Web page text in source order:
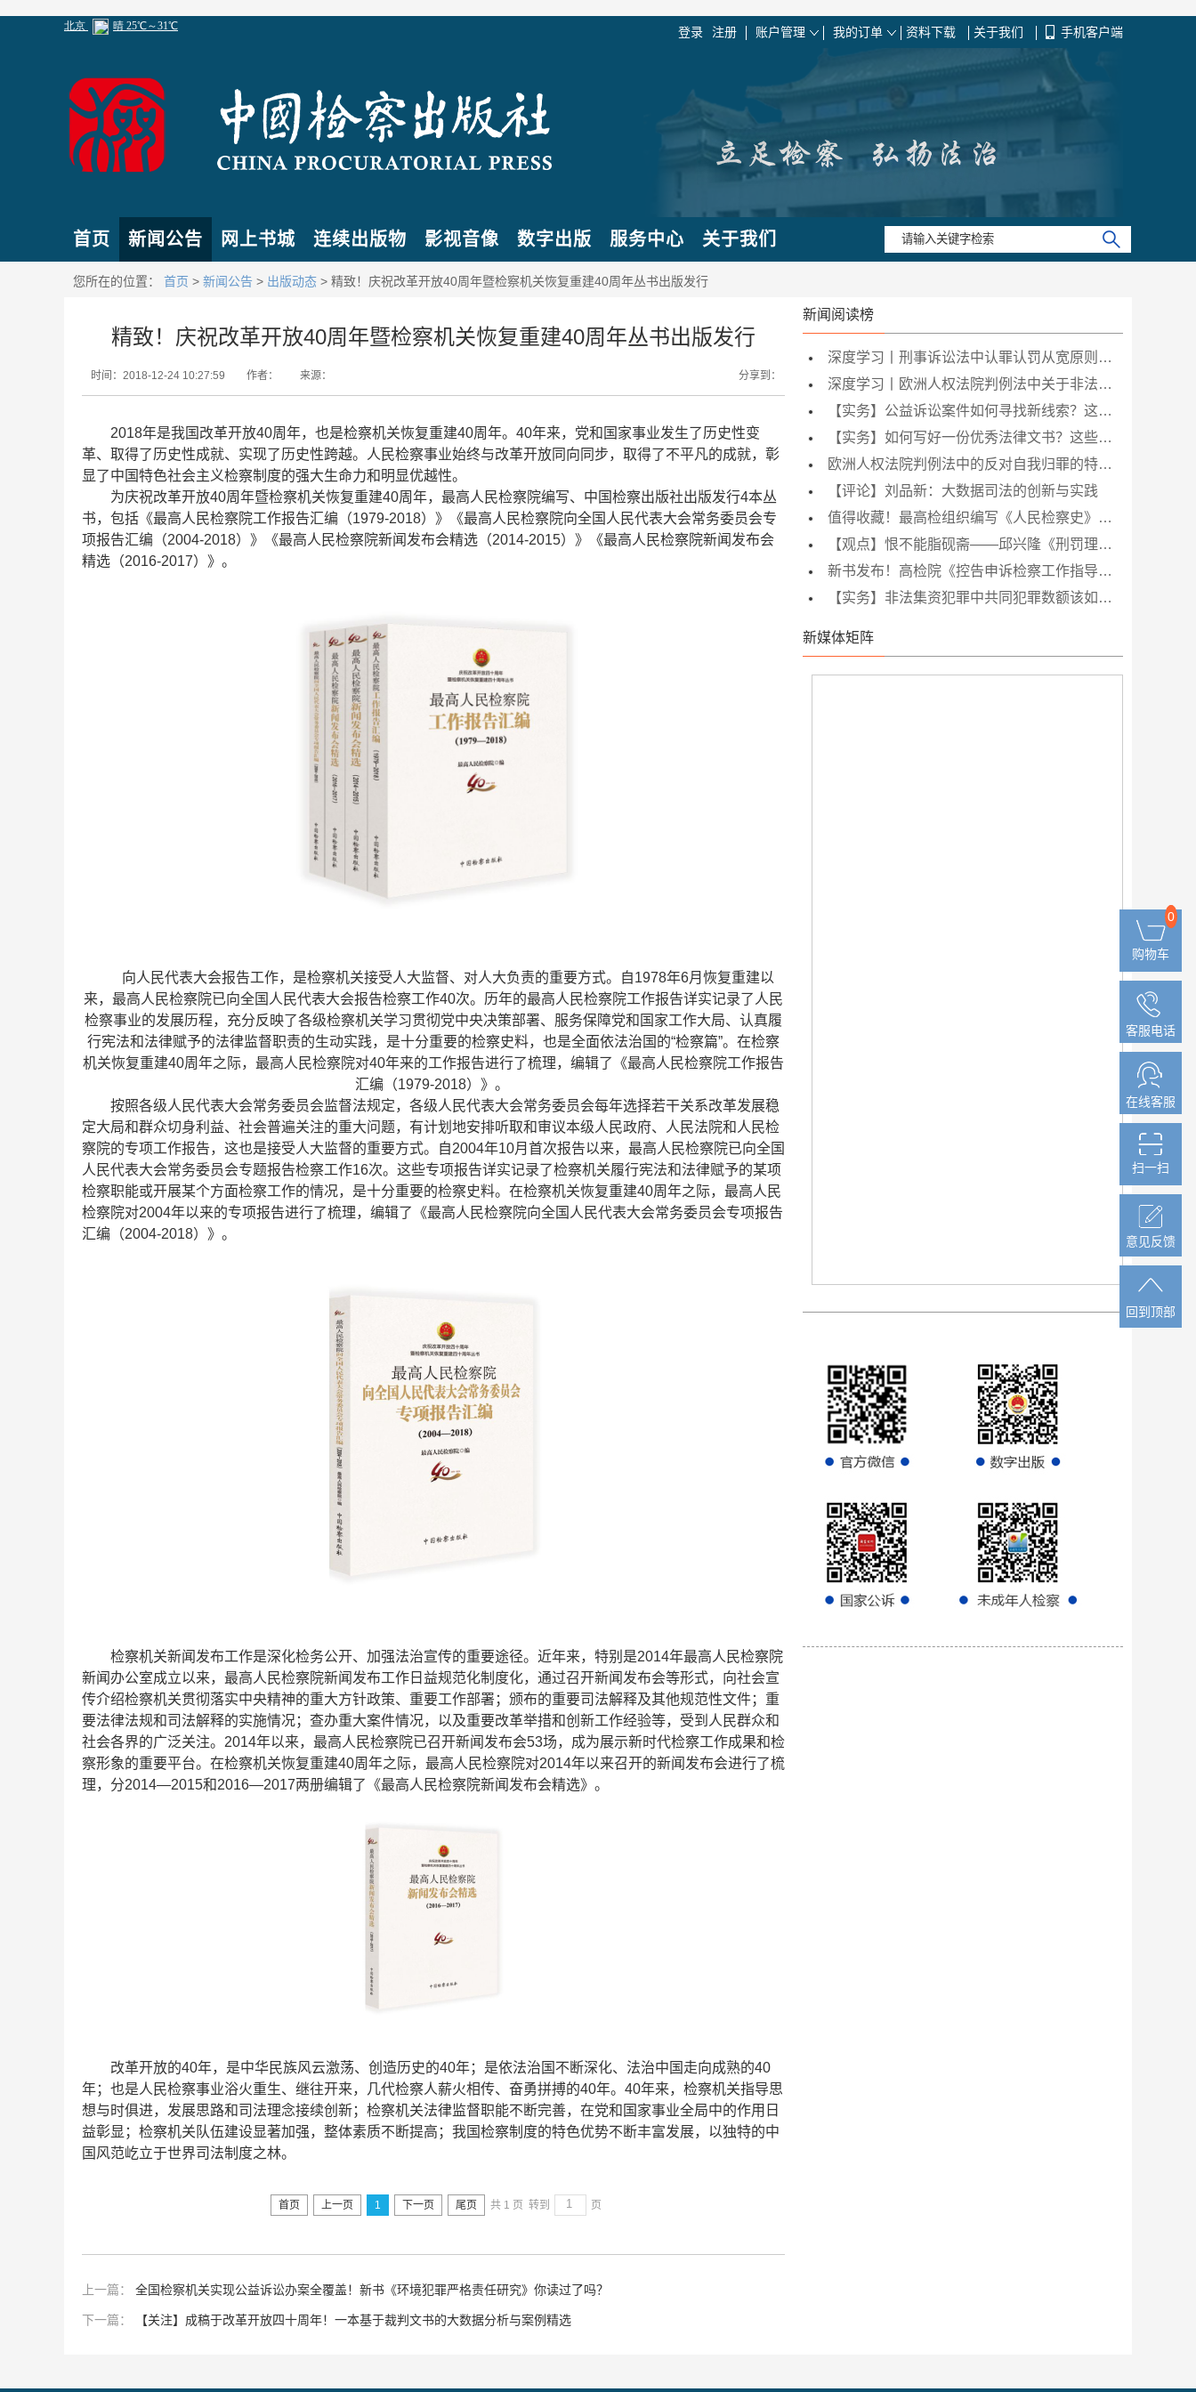
登录 注册 账户管理 我的订单 资料下载 关于我们 手机客户端
首页 新闻公告 网上书城 连续出版物 影视音像 数字出版 服务中心 关于我们
您所在的位置： 首页 > 新闻公告 > 出版动态 > 精致！庆祝改革开放40周年暨检察机关恢复重建40周年丛书出版发行
精致！庆祝改革开放40周年暨检察机关恢复重建40周年丛书出版发行
时间：2018-12-24 10:27:59 作者： 来源： 分享到：
2018年是我国改革开放40周年，也是检察机关恢复重建40周年。40年来，党和国家事业发生了历史性变
革、取得了历史性成就、实现了历史性跨越。人民检察事业始终与改革开放同向同步，取得了不平凡的成就，彰
显了中国特色社会主义检察制度的强大生命力和明显优越性。
为庆祝改革开放40周年暨检察机关恢复重建40周年，最高人民检察院编写、中国检察出版社出版发行4本丛
书，包括《最高人民检察院工作报告汇编（1979-2018）》《最高人民检察院向全国人民代表大会常务委员会专
项报告汇编（2004-2018）》《最高人民检察院新闻发布会精选（2014-2015）》《最高人民检察院新闻发布会
精选（2016-2017）》。
向人民代表大会报告工作，是检察机关接受人大监督、对人大负责的重要方式。自1978年6月恢复重建以
来，最高人民检察院已向全国人民代表大会报告检察工作40次。历年的最高人民检察院工作报告详实记录了人民
检察事业的发展历程，充分反映了各级检察机关学习贯彻党中央决策部署、服务保障党和国家工作大局、认真履
行宪法和法律赋予的法律监督职责的生动实践，是十分重要的检察史料，也是全面依法治国的“检察篇”。在检察
机关恢复重建40周年之际，最高人民检察院对40年来的工作报告进行了梳理，编辑了《最高人民检察院工作报告
汇编（1979-2018）》。
按照各级人民代表大会常务委员会监督法规定，各级人民代表大会常务委员会每年选择若干关系改革发展稳
定大局和群众切身利益、社会普遍关注的重大问题，有计划地安排听取和审议本级人民政府、人民法院和人民检
察院的专项工作报告，这也是接受人大监督的重要方式。自2004年10月首次报告以来，最高人民检察院已向全国
人民代表大会常务委员会专题报告检察工作16次。这些专项报告详实记录了检察机关履行宪法和法律赋予的某项
检察职能或开展某个方面检察工作的情况，是十分重要的检察史料。在检察机关恢复重建40周年之际，最高人民
检察院对2004年以来的专项报告进行了梳理，编辑了《最高人民检察院向全国人民代表大会常务委员会专项报告
汇编（2004-2018）》。
检察机关新闻发布工作是深化检务公开、加强法治宣传的重要途径。近年来，特别是2014年最高人民检察院
新闻办公室成立以来，最高人民检察院新闻发布工作日益规范化制度化，通过召开新闻发布会等形式，向社会宣
传介绍检察机关贯彻落实中央精神的重大方针政策、重要工作部署；颁布的重要司法解释及其他规范性文件；重
要法律法规和司法解释的实施情况；查办重大案件情况，以及重要改革举措和创新工作经验等，受到人民群众和
社会各界的广泛关注。2014年以来，最高人民检察院已召开新闻发布会53场，成为展示新时代检察工作成果和检
察形象的重要平台。在检察机关恢复重建40周年之际，最高人民检察院对2014年以来召开的新闻发布会进行了梳
理，分2014—2015和2016—2017两册编辑了《最高人民检察院新闻发布会精选》。
改革开放的40年，是中华民族风云激荡、创造历史的40年；是依法治国不断深化、法治中国走向成熟的40
年；也是人民检察事业浴火重生、继往开来，几代检察人薪火相传、奋勇拼搏的40年。40年来，检察机关指导思
想与时俱进，发展思路和司法理念接续创新；检察机关法律监督职能不断完善，在党和国家事业全局中的作用日
益彰显；检察机关队伍建设显著加强，整体素质不断提高；我国检察制度的特色优势不断丰富发展，以独特的中
国风范屹立于世界司法制度之林。
首页 上一页 1 下一页 尾页 共 1 页 转到 页
上一篇： 全国检察机关实现公益诉讼办案全覆盖！新书《环境犯罪严格责任研究》你读过了吗？
下一篇： 【关注】成稿于改革开放四十周年！一本基于裁判文书的大数据分析与案例精选
新闻阅读榜
深度学习丨刑事诉讼法中认罪认罚从宽原则的理解与适用
深度学习丨欧洲人权法院判例法中关于非法证据可采性的一般理论
【实务】公益诉讼案件如何寻找新线索？这本书上的6点建议应记牢！
【实务】如何写好一份优秀法律文书？这些要点值得一读！
欧洲人权法院判例法中的反对自我归罪的特权和沉默权
【评论】刘品新：大数据司法的创新与实践
值得收藏！最高检组织编写《人民检察史》，精美图文呈现检察制度发展全历程
【观点】恨不能脂砚斋——邱兴隆《刑罚理性四部曲》编辑手记
新书发布！高检院《控告申诉检察工作指导》搭建起全国检察机关工作交流平台
【实务】非法集资犯罪中共同犯罪数额该如何来认定？
新媒体矩阵
0
购物车
客服电话
在线客服
扫一扫
意见反馈
回到顶部
0
购物车
客服电话
在线客服
扫一扫
意见反馈
回到顶部